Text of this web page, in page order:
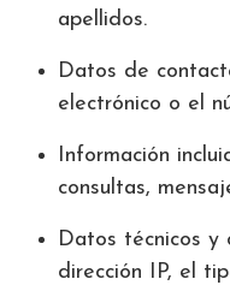
apellidos.
Datos de
electrónico o el
Información
consultas,
Datos técnicos y
dirección IP, el